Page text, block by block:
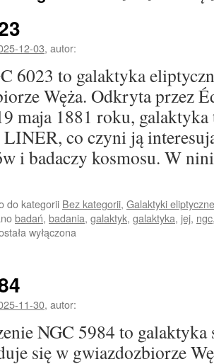
12-03, autor:
6023 to galaktyka
Węża. Odkryta przez
maja 1881 roku,
co czyni ją
i badaczy kosmosu. W
do kategorii Bez kategorii, Galaktyki eliptyczne
badań, badania, galaktyk, galaktyka, jej, ngc
wyłączona
11-30, autor:
NGC 5984 to galaktyka
się w gwiazdozbiorze